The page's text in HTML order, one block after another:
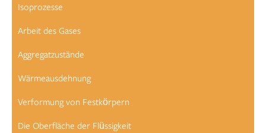
Isoprozesse
Arbeit des Gases
Aggregatzustände
Wärmeausdehnung
Verformung von Festkörpern
Die Oberfläche der Flüssigkeit